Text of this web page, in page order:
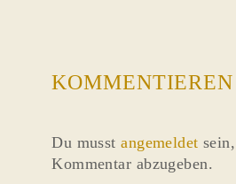
KOMMENTIEREN
Du musstangemeldet
Kommentar abzugeben.